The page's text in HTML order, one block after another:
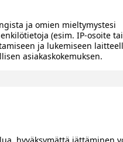
ja omien mieltymystesi
(esim. IP-osoite tai
ja lukemiseen
asiakaskokemuksen.